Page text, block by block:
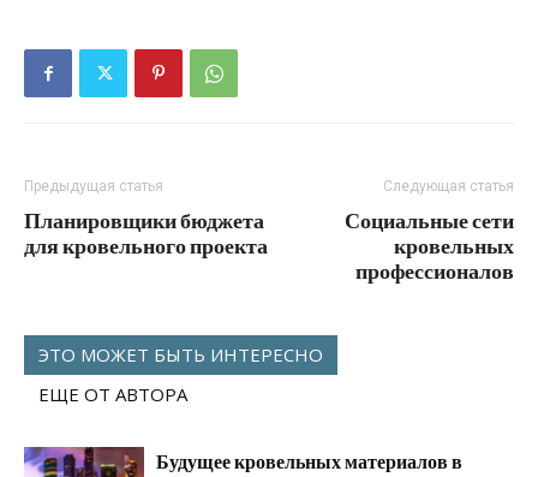
Предыдущая статья
Планировщики бюджета
для кровельного проекта
Следующая статья
Социальные сети
кровельных
профессионалов
ЭТО МОЖЕТ БЫТЬ ИНТЕРЕСНО
ЕЩЕ ОТ АВТОРА
Будущее кровельных материалов в